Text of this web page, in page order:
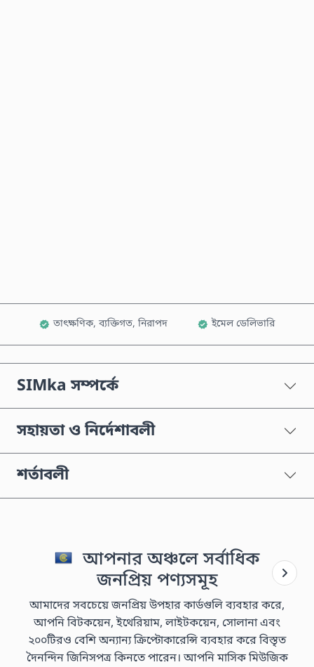
তাৎক্ষণিক, ব্যক্তিগত, নিরাপদ ইমেল ডেলিভারি
SIMka সম্পর্কে
সহায়তা ও নির্দেশাবলী
শর্তাবলী
আপনার অঞ্চলে সর্বাধিক
জনপ্রিয় পণ্যসমূহ
আমাদের সবচেয়ে জনপ্রিয় উপহার কার্ডগুলি ব্যবহার করে,
আপনি বিটকয়েন, ইথেরিয়াম, লাইটকয়েন, সোলানা এবং
২০০টিরও বেশি অন্যান্য ক্রিপ্টোকারেন্সি ব্যবহার করে বিস্তৃত
দৈনন্দিন জিনিসপত্র কিনতে পারেন। আপনি মাসিক মিউজিক